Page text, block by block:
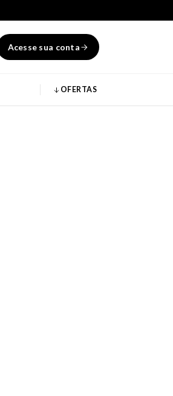
Acesse sua conta
OFERTAS